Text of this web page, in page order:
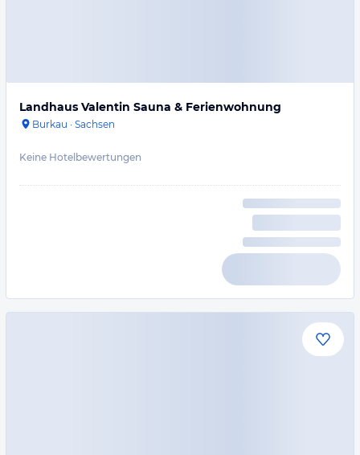
Landhaus Valentin Sauna & Ferienwohnung
Burkau · Sachsen
Keine Hotelbewertungen